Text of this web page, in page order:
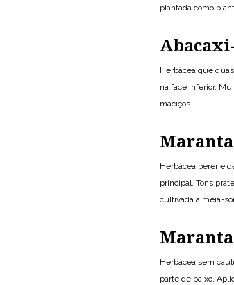
plantada como
Herbácea que
na face inferior.
maciços.
Herbácea perene
principal. Tons
cultivada a meia-
Maranta
Herbácea sem
parte de baixo.